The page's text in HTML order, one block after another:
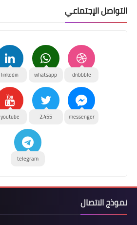
التواصل الإجتماعي
dribbble
whatsapp
linkedin
messenger
2,455
youtube
telegram
نموذج الاتصال